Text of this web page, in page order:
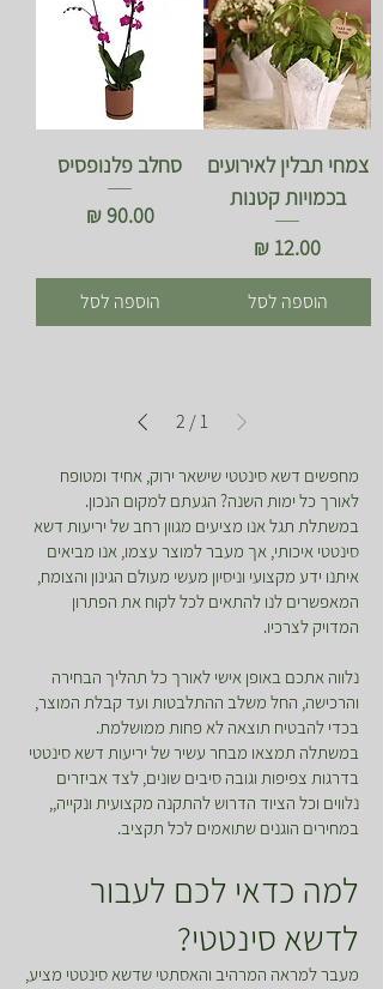
צמחי תבלין לאירועים
בכמויות קטנות
מחיר
הוספה לסל
סחלב פלנופסיס
מחיר‏90.00 ‏₪
הוספה לסל
1
/
2
מחפשים דשא סינטטי שישאר ירוק, אחיד ומטופח
לאורך כל ימות השנה? הגעתם למקום הנכון.
במשתלת תגל אנו מציעים מגוון רחב של יריעות דשא
סינטטי איכותי, אך מעבר למוצר עצמו, אנו מביאים
איתנו ידע מקצועי וניסיון מעשי מעולם הגינון והצומח,
המאפשרים לנו להתאים לכל לקוח את הפתרון
המדויק לצרכיו.
נלווה אתכם באופן אישי לאורך כל תהליך הבחירה
והרכישה, החל משלב ההתלבטות ועד קבלת המוצר,
בכדי להבטיח תוצאה לא פחות ממושלמת.
במשתלה תמצאו מבחר עשיר של יריעות דשא סינטטי
בדרגות צפיפות וגובה סיבים שונים, לצד אביזרים
נלווים וכל הציוד הדרוש להתקנה מקצועית ונקייה,,
במחירים הוגנים שתואמים לכל תקציב.
למה כדאי לכם לעבור
לדשא סינטטי?
מעבר למראה המרהיב והאסתטי שדשא סינטטי מציע,